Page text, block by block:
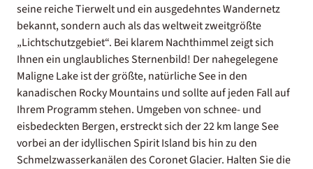
seine reiche Tierwelt und ein ausgedehntes Wandernetz
bekannt, sondern auch als das weltweit zweitgrößte
„Lichtschutzgebiet“. Bei klarem Nachthimmel zeigt sich
Ihnen ein unglaubliches Sternenbild! Der nahegelegene
Maligne Lake ist der größte, natürliche See in den
kanadischen Rocky Mountains und sollte auf jeden Fall auf
Ihrem Programm stehen. Umgeben von schnee- und
eisbedeckten Bergen, erstreckt sich der 22 km lange See
vorbei an der idyllischen Spirit Island bis hin zu den
Schmelzwasserkanälen des Coronet Glacier. Halten Sie die